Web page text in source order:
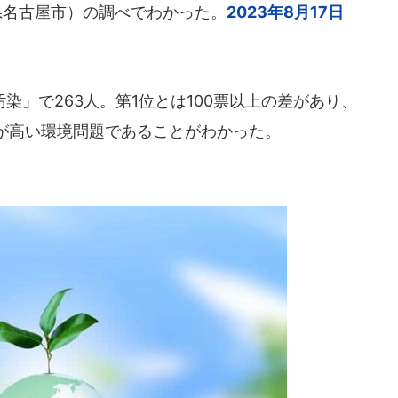
古屋市）の調べでわかった。 2023年8月17日
」で263人。第1位とは100票以上の差があり、
い環境問題であることがわかった。